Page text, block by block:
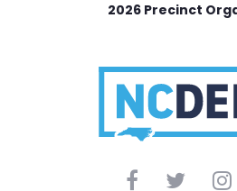
2026 Precinct